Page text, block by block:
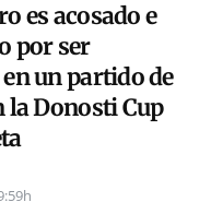
es acosado e
por ser
un partido de
la Donosti Cup